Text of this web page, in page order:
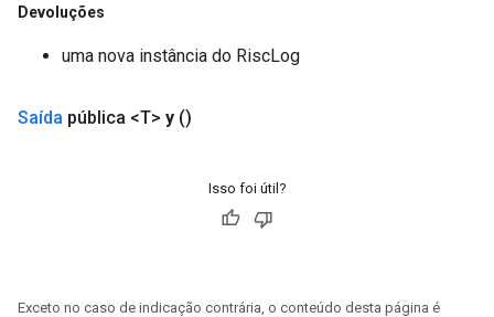
Devoluções
uma nova instância do RiscLog
Saída pública <T> y ()
Isso foi útil?
Exceto no caso de indicação contrária, o conteúdo desta página é